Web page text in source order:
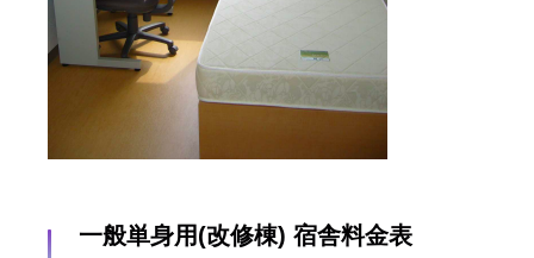
一般単身用(改修棟) 宿舎料金表